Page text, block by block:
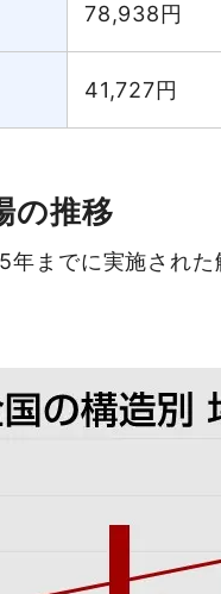
78,938円
41,727円
の推移
年までに実施され